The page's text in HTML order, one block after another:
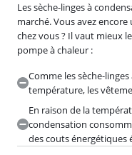
Les sèche-linges à
marché. Vous avez
chez vous ? Il vaut mieux
pompe à chaleur :
Comme les sèche-
température, les
En raison de la
condensation
des couts énergétiques